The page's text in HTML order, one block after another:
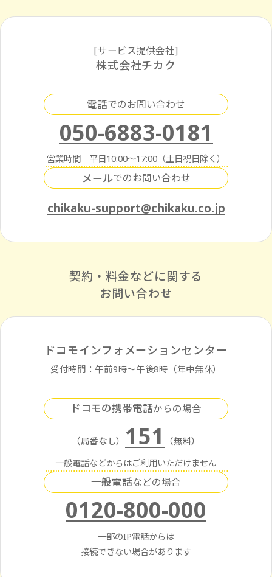
[サービス提供会社]
株式会社チカク
電話でのお問い合わせ
050-6883-0181
営業時間 平日10:00～17:00（土日祝日除く）
メールでのお問い合わせ
chikaku-support@chikaku.co.jp
契約・料金などに関する
お問い合わせ
ドコモインフォメーションセンター
受付時間：午前9時〜午後8時（年中無休）
ドコモの携帯電話からの場合
（局番なし） 151
（無料）
一般電話などからはご利用いただけません
一般電話などの場合
0120-800-000
一部のIP電話からは
接続できない場合があります